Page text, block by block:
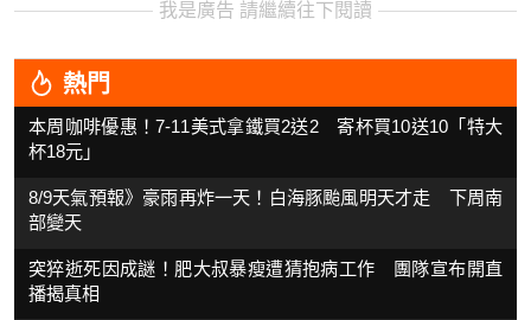
我是廣告 請繼續往下閱讀
熱門
本周咖啡優惠！7-11美式拿鐵買2送2 寄杯買10送10「特大
杯18元」
8/9天氣預報》豪雨再炸一天！白海豚颱風明天才走 下周南
部變天
突猝逝死因成謎！肥大叔暴瘦遭猜抱病工作 團隊宣布開直
播揭真相